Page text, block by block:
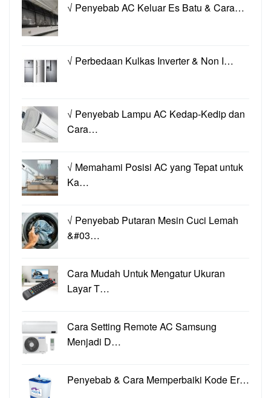
√ Penyebab AC Keluar Es Batu & Cara…
√ Perbedaan Kulkas Inverter & Non I…
√ Penyebab Lampu AC Kedap-Kedip dan
Cara…
√ Memahami Posisi AC yang Tepat untuk
Ka…
√ Penyebab Putaran Mesin Cuci Lemah
&#03…
Cara Mudah Untuk Mengatur Ukuran
Layar T…
Cara Setting Remote AC Samsung
Menjadi D…
Penyebab & Cara Memperbaiki Kode Er…